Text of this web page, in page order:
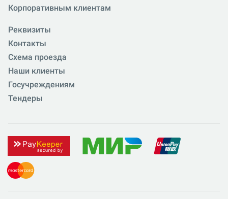
Корпоративным клиентам
Реквизиты
Контакты
Схема проезда
Наши клиенты
Госучреждениям
Тендеры